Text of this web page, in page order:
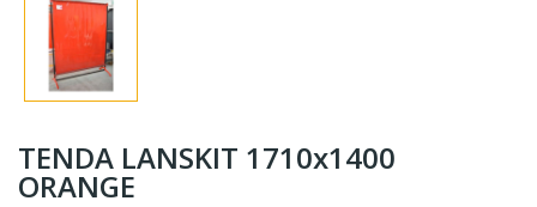
TENDA LANSKIT 1710x1400
ORANGE